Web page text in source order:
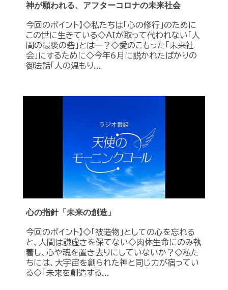
神が願われる、アフターコロナの未来社会
今回のポイント】◇私たちは「心の修行」のために
この世に生きている◇ＡＩが取って代われない「人
間の最後の砦」とは―？◇愛のこもった「未来社
会」にするために◇今年6月に説かれたばかりの
御法話「人の温もり...
心の指針「未来の創造」
今回のポイント】◇「被造物」としての心を忘れる
と、人間は謙虚さを保てない◇肉体生命にのみ執
着し、心や魂を置き去りにしていないか？◇私た
ちには、大宇宙を創られた神と同じ力が宿ってい
る◇「未来を創造する...